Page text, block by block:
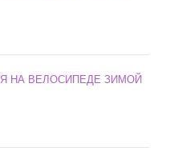
НА ВЕЛОСИПЕДЕ ЗИМОЙ